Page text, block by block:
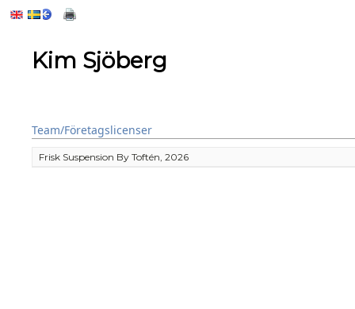
Kim Sjöberg
Team/Företagslicenser
Frisk Suspension By Toftén, 2026